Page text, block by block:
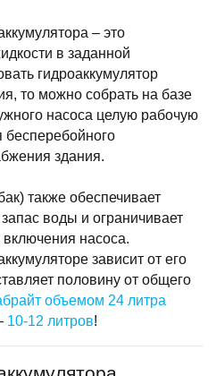
– это
в заданной
гидроаккумулятор
то можно собрать на базе
насоса целую рабочую
бесперебойного
здания.
также обеспечивает
воды и ограничивает
насоса.
зависит от его
половину от общего
объемом 24 литра
10-12 литров!